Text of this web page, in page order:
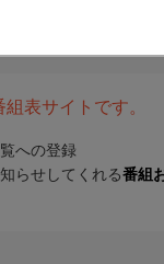
表サイトです。
への登録
らせしてくれる番組